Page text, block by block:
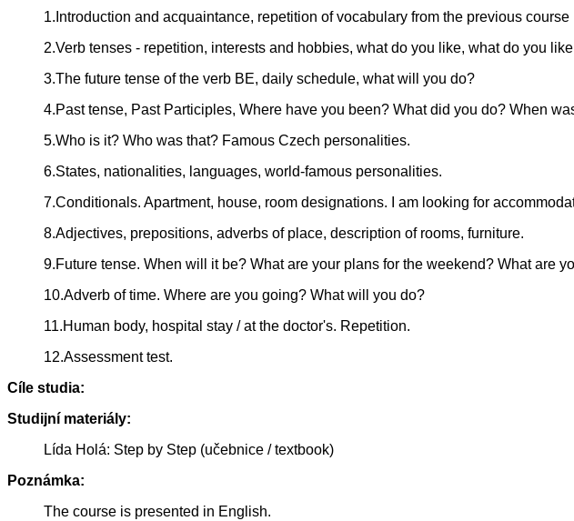
1.Introduction and acquaintance, repetition of vocabulary from the previous course
2.Verb tenses - repetition, interests and hobbies, what do you like, what do you
3.The future tense of the verb BE, daily schedule, what will you do?
4.Past tense, Past Participles, Where have you been? What did you do? When
5.Who is it? Who was that? Famous Czech personalities.
6.States, nationalities, languages, world-famous personalities.
7.Conditionals. Apartment, house, room designations. I am looking for
8.Adjectives, prepositions, adverbs of place, description of rooms, furniture.
9.Future tense. When will it be? What are your plans for the weekend? What are
10.Adverb of time. Where are you going? What will you do?
11.Human body, hospital stay / at the doctor's. Repetition.
12.Assessment test.
Cíle studia:
Studijní materiály:
Lída Holá: Step by Step (učebnice / textbook)
Poznámka:
The course is presented in English.